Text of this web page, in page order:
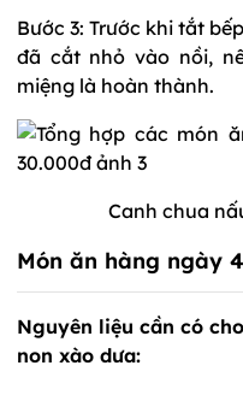
Bước 3: Trước khi tắt
đã cắt nhỏ vào nồi,
miệng là hoàn thành.
Canh chua
Món ăn hàng ngày
Nguyên liệu cần có
non xào dưa: